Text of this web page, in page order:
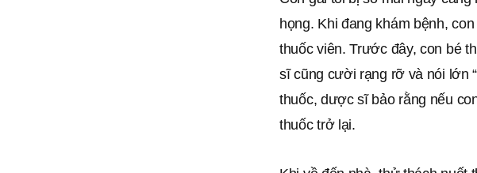
họng. Khi đang khám bệnh,
thuốc viên. Trước đây, con bé
sĩ cũng cười rạng rỡ và nói lớn
thuốc, dược sĩ bảo rằng nếu
thuốc trở lại.